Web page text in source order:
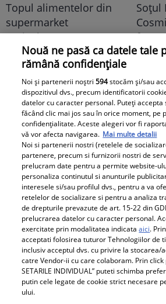
Topul alimentelor din
supermarket
periculoase pentru
copii. Atenționarea
nutriționiștilor
Soțul
făcut
anunț
După
Ce
Lucruri esențiale pentru
un start bun în
dezvoltarea copiilor
Dr.
prim
care
Diva Hair
Nouă ne pasă ca datele tale
rămână confidențiale
Noi și partenerii noștri594stocăm și/sau
dispozitivul dvs., precum identificatorii
datelor cu caracter personal. Puteți
făcând clic mai jos sau în orice moment, pe
confidențialitate. Aceste alegeri vor fi
vă vor afecta navigarea. Mai multe detalii
Noi si partenerii nostri (retelele de
partenere, precum si furnizorii nostri de
prelucram date pentru a permite website-
personaliza continutul si anunturile
interesele si/sau profilul dvs., pentru a va
retelelor de socializare si pentru a analiza
de drepturile prevazute de art. 15-22 din
prelucrarea datelor cu caracter personal.
exercitate prin modalitatea indicataaici.
acceptati folosirea tuturor Tehnologiilor de
inclusiv acceptul dvs. cu privire la
catre Vendor-ii cu care colaboram. Prin click
SETARILE INDIVIDUAL” puteti schimba
putin cele legate de cookie strict necesare
ului.